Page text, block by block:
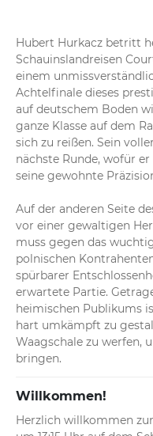
Hubert Hurkacz betritt
Schauinslandreisen
einem
Achtelfinale dieses
auf deutschem Boden
ganze Klasse auf dem
sich zu reißen. Sein
nächste Runde, wofür
seine gewohnte
Auf der anderen Seite
vor einer gewaltigen
muss gegen das
polnischen
spürbarer
erwartete Partie.
heimischen Publikums
hart umkämpft zu
Waagschale zu werfen,
bringen.
Willkommen!
Herzlich willkommen